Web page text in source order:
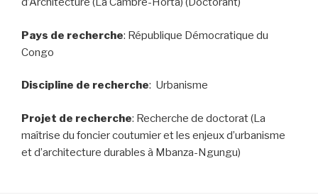
Pays de recherche: République Démocratique du
Congo
Discipline de recherche: Urbanisme
Projet de recherche: Recherche de doctorat (La
maîtrise du foncier coutumier et les enjeux d’urbanisme
et d’architecture durables à Mbanza-Ngungu)